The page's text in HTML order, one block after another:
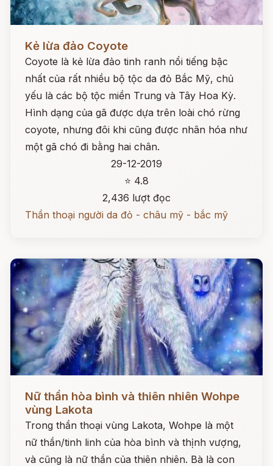
Kẻ lừa đảo Coyote
Coyote là kẻ lừa đảo tinh ranh nổi tiếng bậc
nhất của rất nhiều bộ tộc da đỏ Bắc Mỹ, chủ
yếu là các bộ tộc miền Trung và Tây Hoa Kỳ.
Hình dạng của gã được dựa trên loài chó rừng
coyote, nhưng đôi khi cũng được nhân hóa như
một gã chó đi bằng hai chân.
29-12-2019
⭐ 4.8
2,436 lượt đọc
Thần thoại người da đỏ - châu mỹ - bắc mỹ
Nữ thần hòa bình và thiên nhiên Wohpe
vùng Lakota
Trong thần thoại vùng Lakota, Wohpe là một
nữ thần/tinh linh của hòa bình và thịnh vượng,
và cũng là nữ thần của thiên nhiên. Bà là con